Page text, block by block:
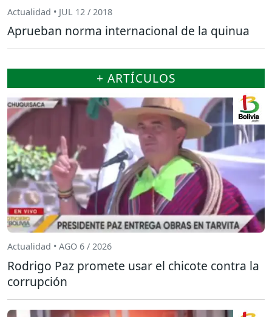
Actualidad • JUL 12 / 2018
Aprueban norma internacional de la quinua
+ ARTÍCULOS
Actualidad • AGO 6 / 2026
Rodrigo Paz promete usar el chicote contra la
corrupción